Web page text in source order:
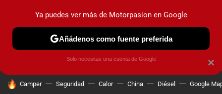
PRUEBAS COCHES ELÉCTRICOS OBSERVATORIO
HOY SE HABLA DE
Camper Seguridad Calor China Diésel Google
×
Ya puedes ver más de Motorpasion en Google
Añádenos como fuente preferida
Solo necesitas una cuenta de Google